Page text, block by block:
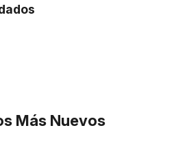
Más Nuevos